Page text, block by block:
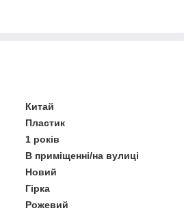
Китай
Пластик
1 років
В приміщенні/на вулиці
Новий
Гірка
Рожевий